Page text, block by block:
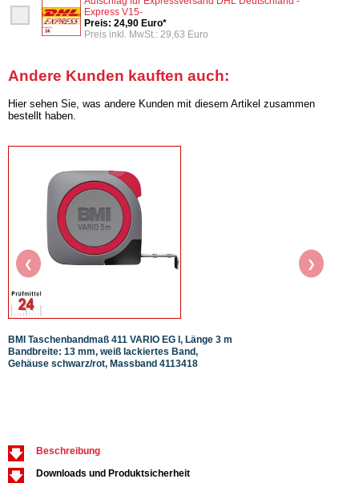
Express V15-
Preis: 24,90 Euro*
Preis inkl. MwSt.: 29,63 Euro
Andere Kunden kauften auch:
Hier sehen Sie, was andere Kunden mit diesem Artikel zusammen
bestellt haben.
BMI Taschenbandmaß 411 VARIO EG I, Länge 3 m
Bandbreite: 13 mm, weiß lackiertes Band,
Gehäuse schwarz/rot, Massband 4113418
❮ ❯
Beschreibung
Downloads und Produktsicherheit